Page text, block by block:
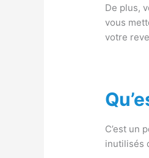
De plus,
vous
votre
C’est un
inutilisés